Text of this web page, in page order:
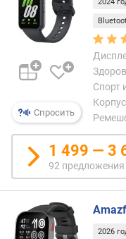
(
p
p
)
к
о
с
т
ь
а
к
к
Спросить
Спорт
1 499 — 3
92 предложения
2026